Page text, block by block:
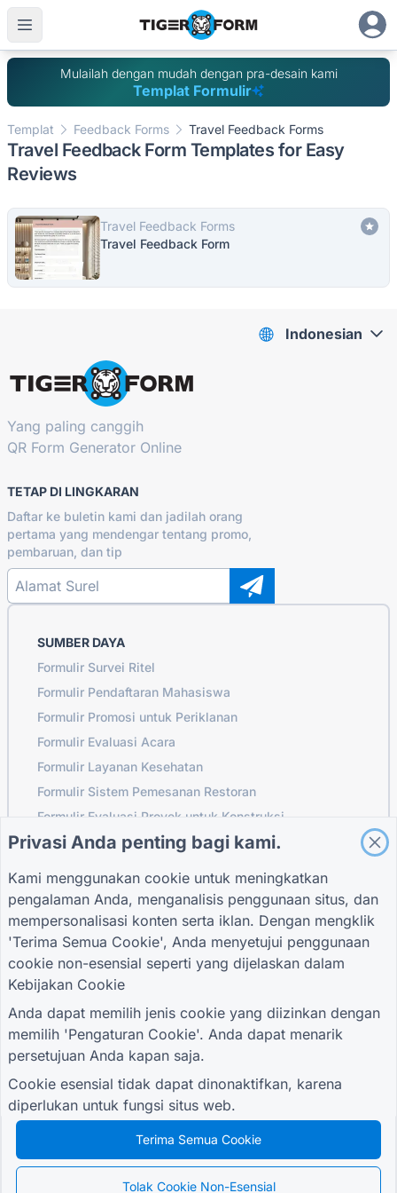
Mulailah dengan mudah dengan pra-desain kami
Templat Formulir
Templat Feedback Forms Travel Feedback Forms
Travel Feedback Form Templates for Easy
Reviews
Travel Feedback Forms
Travel Feedback Form
Yang paling canggih
QR Form Generator Online
TETAP DI LINGKARAN
Daftar ke buletin kami dan jadilah orang
pertama yang mendengar tentang promo,
pembaruan, dan tip
SUMBER DAYA
Formulir Survei Ritel
Formulir Pendaftaran Mahasiswa
Formulir Promosi untuk Periklanan
Formulir Evaluasi Acara
Formulir Layanan Kesehatan
Formulir Sistem Pemesanan Restoran
Formulir Evaluasi Proyek untuk Konstruksi
Formulir Evaluasi Pemasok untuk Logistik
Formulir Keterlibatan Pelanggan
BERGABUNGLAH DENGAN KOMUNITAS
PANDUAN
Pusat Bantuan
TIGER FORM
Panduan
PERUSAHAAN
KETENTUAN
Pengaturan Cookie
Indonesian
© 2026 QR Form Generator. All rights reserved.
Privasi Anda penting bagi kami.
Kami menggunakan cookie untuk meningkatkan
pengalaman Anda, menganalisis penggunaan situs, dan
mempersonalisasi konten serta iklan. Dengan mengklik
'Terima Semua Cookie', Anda menyetujui penggunaan
cookie non-esensial seperti yang dijelaskan dalam
Kebijakan Cookie
Anda dapat memilih jenis cookie yang diizinkan dengan
memilih 'Pengaturan Cookie'. Anda dapat menarik
persetujuan Anda kapan saja.
Cookie esensial tidak dapat dinonaktifkan, karena
diperlukan untuk fungsi situs web.
Terima Semua Cookie
Tolak Cookie Non-Esensial